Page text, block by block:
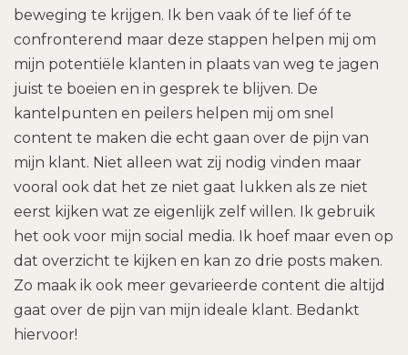
beweging te krijgen. Ik ben vaak óf te lief óf te
confronterend maar deze stappen helpen mij om
mijn potentiële klanten in plaats van weg te jagen
juist te boeien en in gesprek te blijven. De
kantelpunten en peilers helpen mij om snel
content te maken die echt gaan over de pijn van
mijn klant. Niet alleen wat zij nodig vinden maar
vooral ook dat het ze niet gaat lukken als ze niet
eerst kijken wat ze eigenlijk zelf willen. Ik gebruik
het ook voor mijn social media. Ik hoef maar even op
dat overzicht te kijken en kan zo drie posts maken.
Zo maak ik ook meer gevarieerde content die altijd
gaat over de pijn van mijn ideale klant. Bedankt
hiervoor!